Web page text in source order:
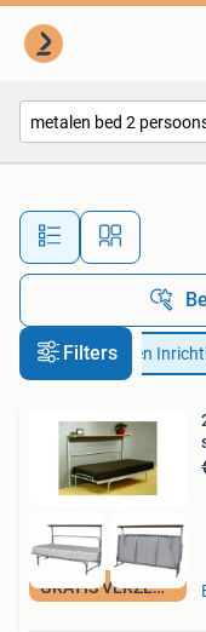
FiltersHuis en
GRATIS VERZENDING